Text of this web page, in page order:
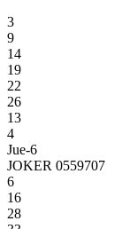
3
9
14
19
22
26
13
4
Jue-6
JOKER 0559707
6
16
28